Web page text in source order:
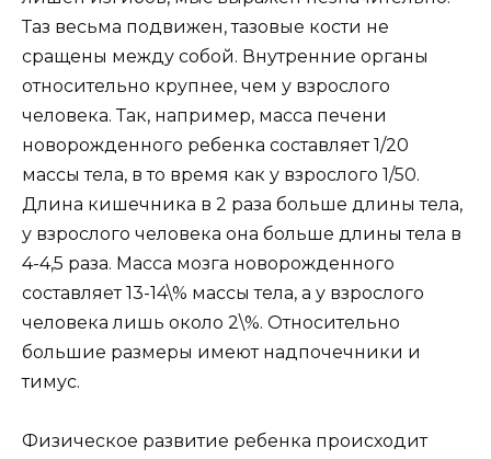
Таз весьма подвижен, тазовые кости не
сращены между собой. Внутренние органы
относительно крупнее, чем у взрослого
человека. Так, например, масса печени
новорожденного ребенка составляет 1/20
массы тела, в то время как у взрослого 1/50.
Длина кишечника в 2 раза больше длины тела,
у взрослого человека она больше длины тела в
4-4,5 раза. Масса мозга новорожденного
составляет 13-14\% массы тела, а у взрослого
человека лишь около 2\%. Относительно
большие размеры имеют надпочечники и
тимус.
Физическое развитие ребенка происходит